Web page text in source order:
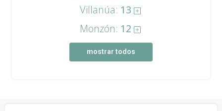
Villanúa: 13
Monzón: 12
mostrar todos